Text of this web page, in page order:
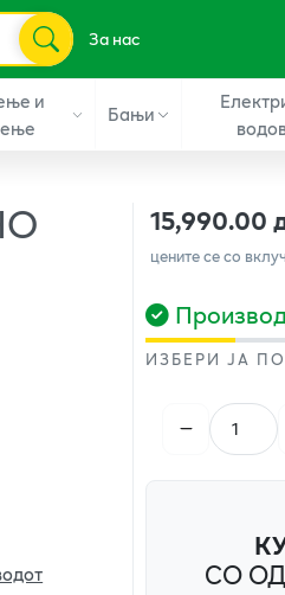
За нас
и
Бањи
15,990.00
цените се со
ИЗБЕРИ ЈА
СО